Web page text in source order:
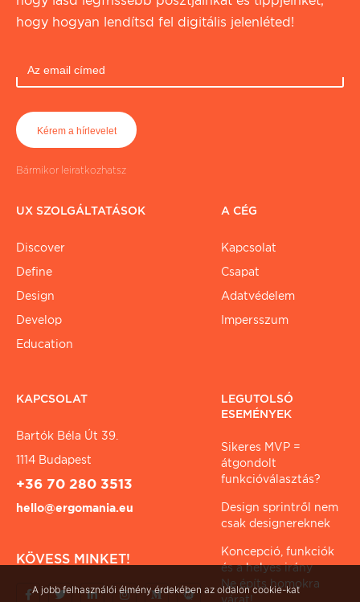
hogy hogyan lendítsd fel digitális jelenléted!
Bármikor leiratkozhatsz
UX SZOLGÁLTATÁSOK
Discover
Define
Design
Develop
Education
A CÉG
Kapcsolat
Csapat
Adatvédelem
Impersszum
KAPCSOLAT
Bartók Béla Út 39.
1114 Budapest
+36 70 280 3513
hello@ergomania.eu
KÖVESS MINKET!
LEGUTOLSÓ
ESEMÉNYEK
Sikeres MVP =
átgondolt
funkcióválasztás?
Design sprintről nem
csak designereknek
Koncepció, funkciók
és a helyes irány
Ne építs homokra
A jobb felhasználói élmény érdekében az oldalon cookie-kat